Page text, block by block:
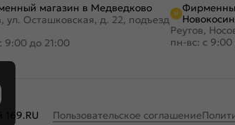
магазин в Медведково
ул. Осташковская, д. 22, подъезд
9:00 до 21:00
Реутов,
пн-вс: с 9:00
Пользовательское соглашение